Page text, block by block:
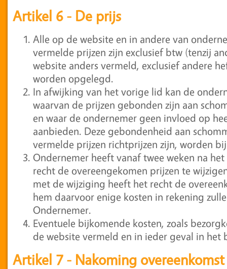
Artikel 6 - De prijs
Alle op de website en in andere van
vermelde prijzen zijn exclusief btw (tenzij
website anders vermeld, exclusief andere
worden opgelegd.
In afwijking van het vorige lid kan de
waarvan de prijzen gebonden zijn aan
en waar de ondernemer geen invloed op
aanbieden. Deze gebondenheid aan
vermelde prijzen richtprijzen zijn, worden
Ondernemer heeft vanaf twee weken na
recht de overeengekomen prijzen te
met de wijziging heeft het recht de
hem daarvoor enige kosten in rekening
Ondernemer.
Eventuele bijkomende kosten, zoals
de website vermeld en in ieder geval in het
Artikel 7 - Nakoming